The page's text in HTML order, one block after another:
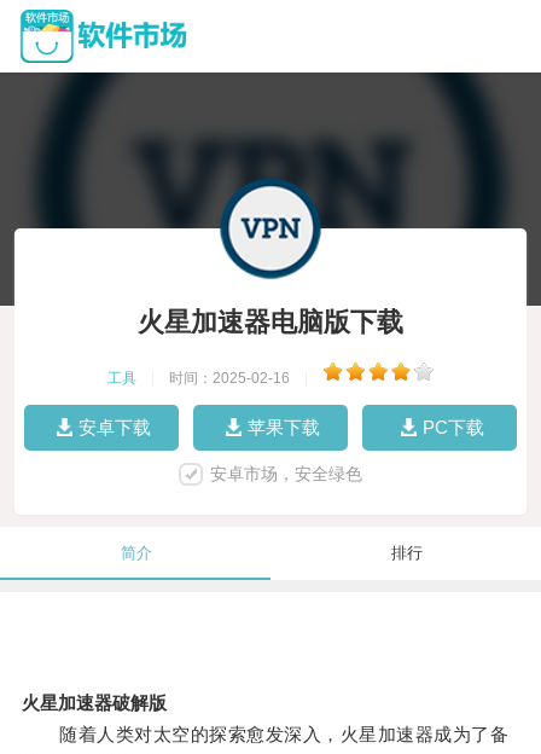
火星加速器电脑版下载
工具 时间：2025-02-16
安卓下载 苹果下载 PC下载
安卓市场，安全绿色
简介 排行
火星加速器破解版
随着人类对太空的探索愈发深入，火星加速器成为了备